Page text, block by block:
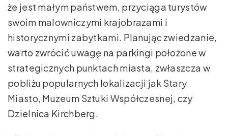
że jest małym państwem, przyciąga turystów
swoim malowniczymi krajobrazami i
historycznymi zabytkami. Planując zwiedzanie,
warto zwrócić uwagę na parkingi położone w
strategicznych punktach miasta, zwłaszcza w
pobliżu popularnych lokalizacji jak Stary
Miasto, Muzeum Sztuki Współczesnej, czy
Dzielnica Kirchberg.